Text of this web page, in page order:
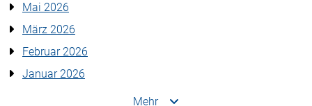
Mai 2026
März 2026
Februar 2026
Januar 2026
Mehr